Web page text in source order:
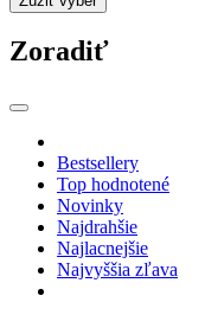
Zoradiť
Bestsellery
Top hodnotené
Novinky
Najdrahšie
Najlacnejšie
Najvyššia zľava